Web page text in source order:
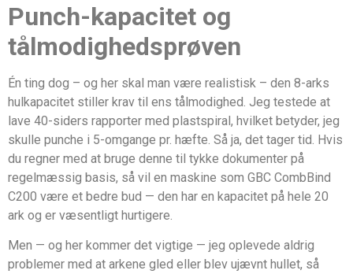
Punch-kapacitet og
tålmodighedsprøven
Én ting dog – og her skal man være realistisk – den 8-arks
hulkapacitet stiller krav til ens tålmodighed. Jeg testede at
lave 40-siders rapporter med plastspiral, hvilket betyder, jeg
skulle punche i 5-omgange pr. hæfte. Så ja, det tager tid. Hvis
du regner med at bruge denne til tykke dokumenter på
regelmæssig basis, så vil en maskine som GBC CombBind
C200 være et bedre bud — den har en kapacitet på hele 20
ark og er væsentligt hurtigere.
Men — og her kommer det vigtige — jeg oplevede aldrig
problemer med at arkene gled eller blev ujævnt hullet, så